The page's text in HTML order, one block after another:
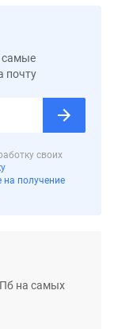
самые
почту
своих
на получение
на самых